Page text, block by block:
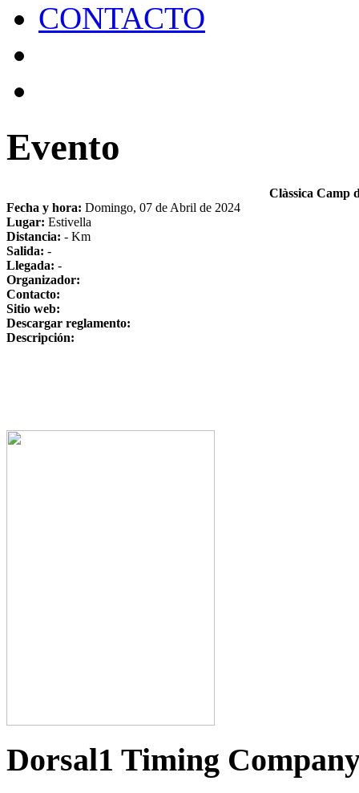
CONTACTO
Evento
Clàssica Camp
Fecha y hora: Domingo, 07 de Abril de 2024
Lugar: Estivella
Distancia: - Km
Salida: -
Llegada: -
Organizador:
Contacto:
Sitio web:
Descargar reglamento:
Descripción:
Dorsal1 Timing